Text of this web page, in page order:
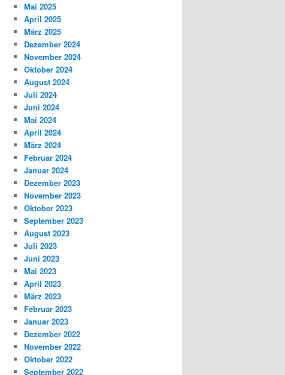
Mai 2025
April 2025
März 2025
Dezember 2024
November 2024
Oktober 2024
August 2024
Juli 2024
Juni 2024
Mai 2024
April 2024
März 2024
Februar 2024
Januar 2024
Dezember 2023
November 2023
Oktober 2023
September 2023
August 2023
Juli 2023
Juni 2023
Mai 2023
April 2023
März 2023
Februar 2023
Januar 2023
Dezember 2022
November 2022
Oktober 2022
September 2022